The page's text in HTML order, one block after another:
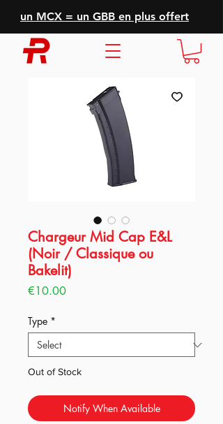
un MCX = un GBB en plus offert
Chargeur Mid Cap E&L
(Noir / Classique ou
Bakelit)
€10.00Price
Type *
Out of Stock
Notify When Available